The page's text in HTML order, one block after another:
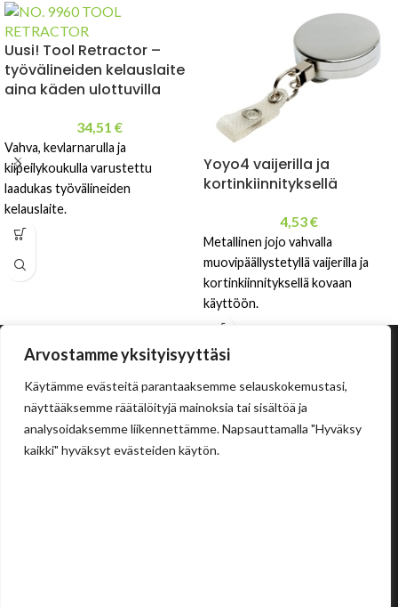
Arvostamme yksityisyyttäsi
Käytämme evästeitä parantaaksemme selauskokemustasi,
näyttääksemme räätälöityjä mainoksia tai sisältöä ja
analysoidaksemme liikennettämme. Napsauttamalla "Hyväksy
kaikki" hyväksyt evästeiden käytön.
Uusi! Tool Retractor –
työvälineiden kelauslaite
aina käden ulottuvilla
34,51 €
Vahva, kevlarnarulla ja
kiipeilykoukulla varustettu
laadukas työvälineiden
kelauslaite.
Yoyo4 vaijerilla ja
kortinkiinnityksellä
4,53€
Metallinen jojo vahvalla
muovipäällystetyllä vaijerilla ja
kortinkiinnityksellä kovaan
käyttöön.